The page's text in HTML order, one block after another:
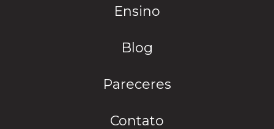
Ensino
Blog
Pareceres
Contato